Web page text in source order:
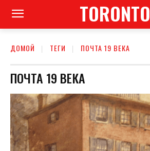
TORONTO
ДОМОЙ ТЕГИ ПОЧТА 19 ВЕКА
ПОЧТА 19 ВЕКА